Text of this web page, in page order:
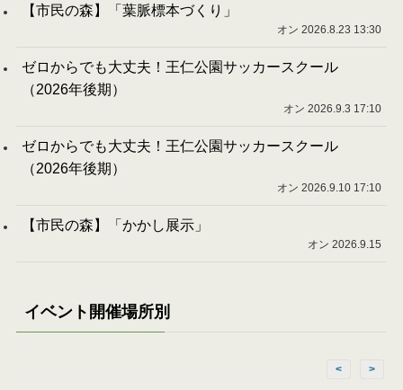
【市民の森】「葉脈標本づくり」
オン 2026.8.23 13:30
ゼロからでも大丈夫！王仁公園サッカースクール
（2026年後期）
オン 2026.9.3 17:10
ゼロからでも大丈夫！王仁公園サッカースクール
（2026年後期）
オン 2026.9.10 17:10
【市民の森】「かかし展示」
オン 2026.9.15
イベント開催場所別
< >